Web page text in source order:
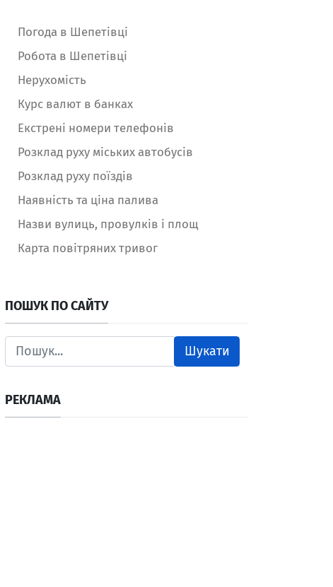
Погода в Шепетівці
Робота в Шепетівці
Нерухомість
Курс валют в банках
Екстрені номери телефонів
Розклад руху міських автобусів
Розклад руху поїздів
Наявність та ціна палива
Назви вулиць, провулків і площ
Карта повітряних тривог
ПОШУК ПО САЙТУ
Шукати
РЕКЛАМА